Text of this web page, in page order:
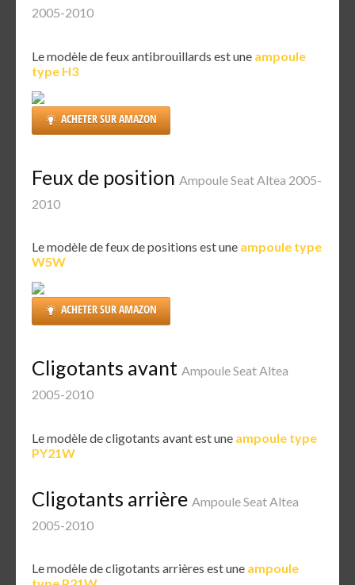
2005-2010
Le modèle de feux antibrouillards est une ampoule
type H3
ACHETER SUR AMAZON
Feux de position Ampoule Seat Altea 2005-
2010
Le modèle de feux de positions est une ampoule type
W5W
ACHETER SUR AMAZON
Cligotants avant Ampoule Seat Altea
2005-2010
Le modèle de cligotants avant est une ampoule type
PY21W
Cligotants arrière Ampoule Seat Altea
2005-2010
Le modèle de cligotants arrières est une ampoule